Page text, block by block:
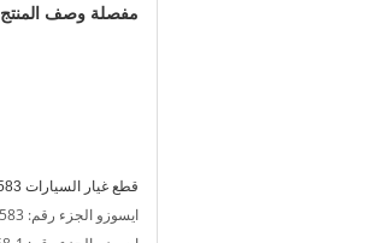
مفصلة وصف المنتج
قطع غيار السيارات 1136603583 1-13660358-3 بكرة الخمول لمحرك ISUZU CXZ CYZ 6WF1
ايسوزو الجزء رقم: 1136603583